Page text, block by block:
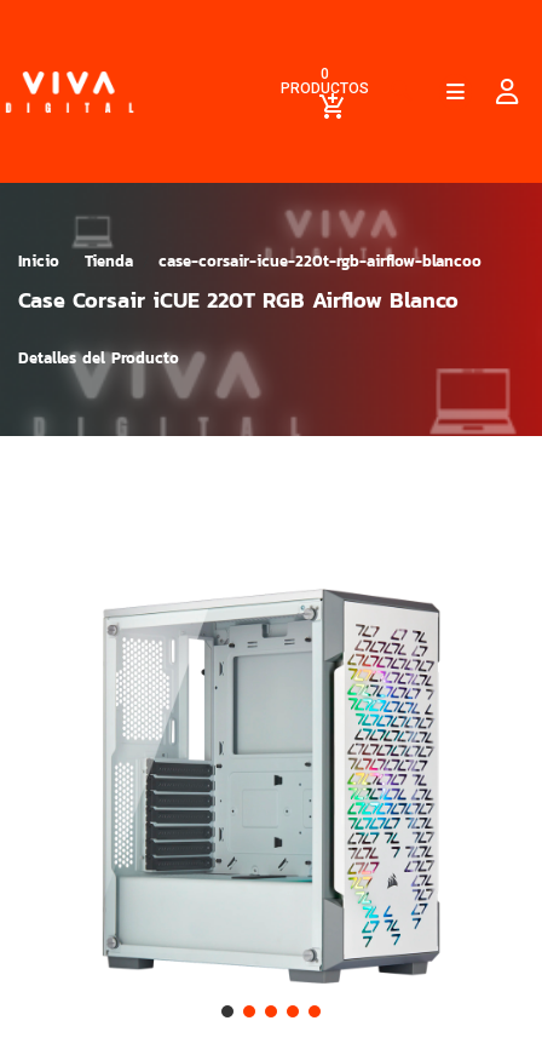
0
PRODUCTOS
Inicio Tienda case-corsair-icue-220t-rgb-airflow-blancoo
Case Corsair iCUE 220T RGB Airflow Blanco
Detalles del Producto